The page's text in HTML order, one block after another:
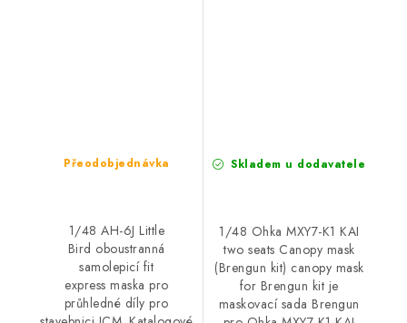
Přeodobjednávka
1/48 AH-6J Little
Bird oboustranná
samolepicí fit
express maska pro
průhledné díly pro
Skladem u dodavatele
1/48 Ohka MXY7-K1 KAI
two seats Canopy mask
(Brengun kit) canopy mask
for Brengun kit je
maskovací sada Brengun